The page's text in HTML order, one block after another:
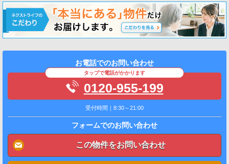
お電話でのお問い合わせ
タップで電話がかかります
0120-955-199
受付時間｜8:30～21:00
フォームでのお問い合わせ
この物件をお問い合わせ